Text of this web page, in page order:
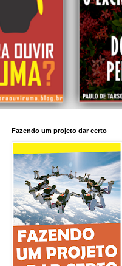
Fazendo um projeto dar certo